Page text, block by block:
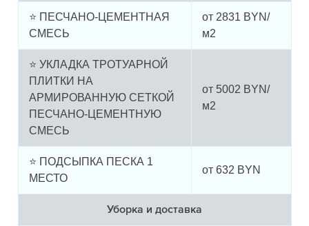
⭐ ПЕСЧАНО-ЦЕМЕНТНАЯ
СМЕСЬ
от 2831 BYN/
м2
⭐ УКЛАДКА ТРОТУАРНОЙ
ПЛИТКИ НА
АРМИРОВАННУЮ СЕТКОЙ
ПЕСЧАНО-ЦЕМЕНТНУЮ
СМЕСЬ
от 5002 BYN/
м2
⭐ ПОДСЫПКА ПЕСКА 1
МЕСТО
от 632 BYN
Уборка и доставка